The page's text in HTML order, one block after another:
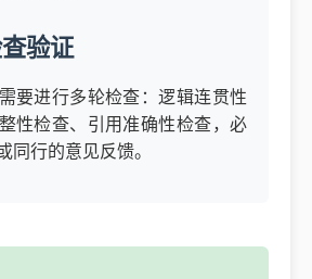
验证
要进行多轮检查：逻辑连贯性
性检查、引用准确性检查，必
同行的意见反馈。